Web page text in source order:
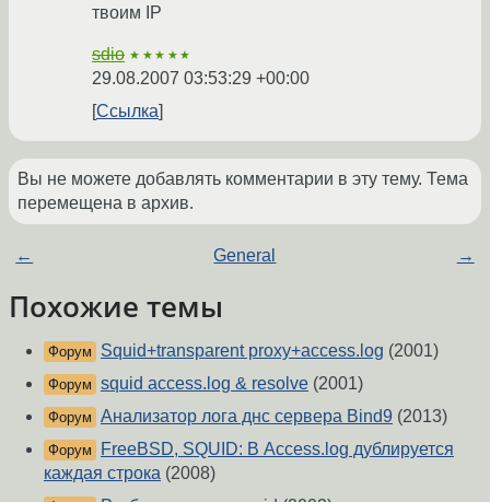
твоим IP
sdio ★★★★★
29.08.2007 03:53:29 +00:00
Ссылка
Вы не можете добавлять комментарии в эту тему. Тема
перемещена в архив.
← General →
Похожие темы
Форум Squid+transparent proxy+access.log (2001)
Форум squid access.log & resolve (2001)
Форум Анализатор лога днс сервера Bind9 (2013)
Форум
FreeBSD, SQUID: В Access.log дублируется
каждая строка (2008)